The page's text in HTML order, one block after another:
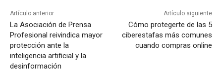
Artículo anterior
La Asociación de Prensa
Profesional reivindica mayor
protección ante la
inteligencia artificial y la
desinformación
Artículo siguiente
Cómo protegerte de las 5
ciberestafas más comunes
cuando compras online